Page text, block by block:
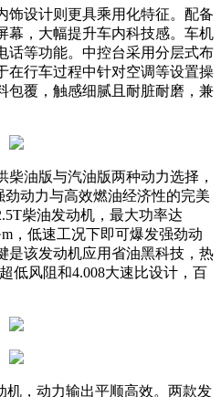
饰设计则更具乘用化特征。配备
幕，大幅提升车内科技感。车机
话等功能。中控台采用分层式布
在行车过程中针对空调等设置操
包覆，触感细腻且耐脏耐磨，兼
油版与汽油版两种动力选择，
动力与高效燃油经济性的完美
柴油发动机，最大功率达
，低速工况下即可爆发强劲动
是该发动机应用省油黑科技，热
低风阻和4.008大速比设计，百
机，动力输出平顺高效。两款发